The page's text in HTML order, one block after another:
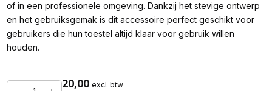
of in een professionele omgeving. Dankzij het stevige ontwerp
en het gebruiksgemak is dit accessoire perfect geschikt voor
gebruikers die hun toestel altijd klaar voor gebruik willen
houden.
20,00 excl. btw